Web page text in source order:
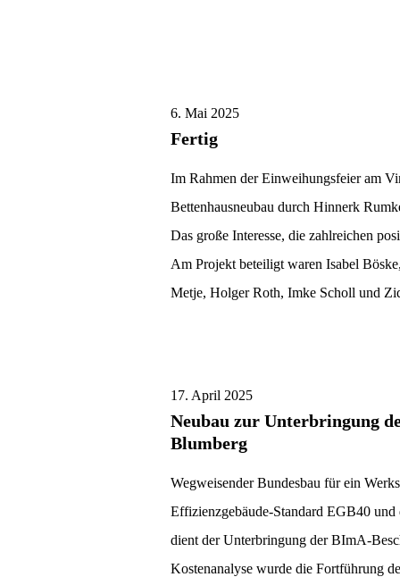
6. Mai 2025
Fertig
Im Rahmen der Einweihungsfeier am
Bettenhausneubau durch Hinnerk
Das große Interesse, die zahlreichen
Am Projekt beteiligt waren Isabel
Metje, Holger Roth, Imke Scholl und
17. April 2025
Neubau zur Unterbringung
Blumberg
Wegweisender Bundesbau für ein
Effizienzgebäude-Standard EGB40
dient der Unterbringung der BImA-
Kostenanalyse wurde die Fortführung